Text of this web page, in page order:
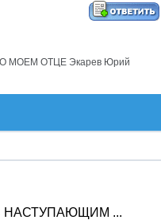
МОЕМ ОТЦЕ Экарев Юрий
НАСТУПАЮЩИМ ...